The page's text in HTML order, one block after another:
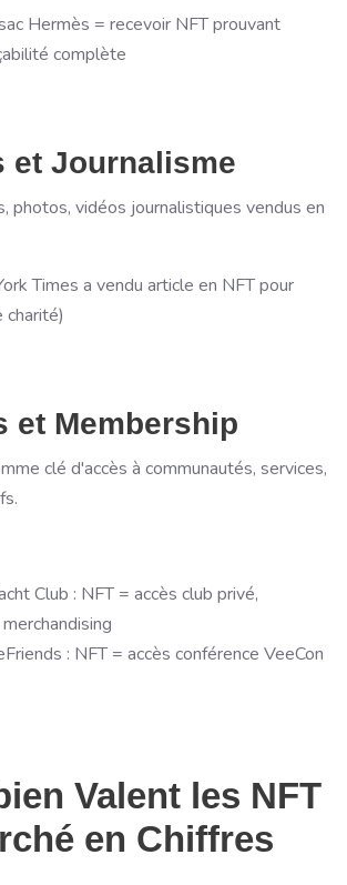
Hermès = recevoir NFT prouvant
complète
et Journalisme
photos, vidéos journalistiques vendus en
Times a vendu article en NFT pour
et Membership
clé d'accès à communautés, services,
Club : NFT = accès club privé,
: NFT = accès conférence VeeCon
Valent les NFT
en Chiffres